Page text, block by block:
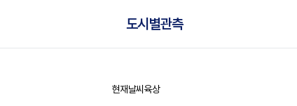
도시별관측
홈
현재날씨 육상